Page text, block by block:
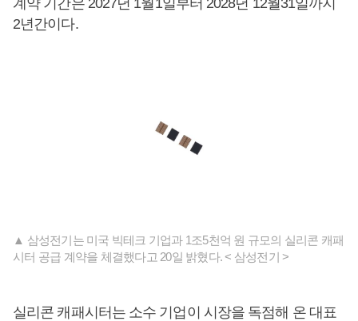
계약 기간은 2027년 1월1일부터 2028년 12월31일까지
2년간이다.
▲ 삼성전기는 미국 빅테크 기업과 1조5천억 원 규모의 실리콘 캐패
시터 공급 계약을 체결했다고 20일 밝혔다. < 삼성전기 >
실리콘 캐패시터는 소수 기업이 시장을 독점해 온 대표